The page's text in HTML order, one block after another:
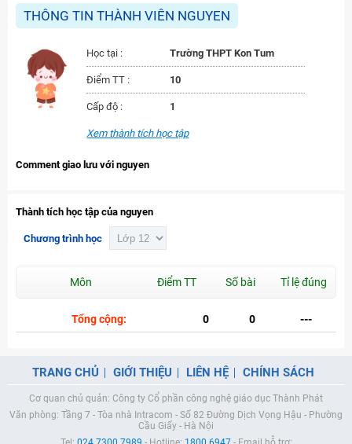
THÔNG TIN THÀNH VIÊN NGUYEN
Học tại : Trường THPT Kon Tum
Điểm TT : 10
Cấp độ : 1
Xem thành tích học tập
Comment giao lưu với nguyen
Thành tích học tập của nguyen
Chương trình học
Môn Điểm TT Số bài Tỉ lệ đúng
Tổng cộng: 0 0 ---
TRANG CHỦ GIỚI THIỆU LIÊN HỆ CHÍNH SÁCH
Cơ quan chủ quản: Công ty Cổ phần công nghệ giáo dục Thành Phát
Văn phòng: Tầng 7 - Tòa nhà Intracom - Số 82 Đường Dịch Vọng Hậu - Phường
Cầu Giấy - Hà Nội